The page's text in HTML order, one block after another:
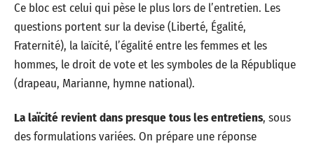
Ce bloc est celui qui pèse le plus lors de l’entretien. Les
questions portent sur la devise (Liberté, Égalité,
Fraternité), la laïcité, l’égalité entre les femmes et les
hommes, le droit de vote et les symboles de la République
(drapeau, Marianne, hymne national).
La laïcité revient dans presque tous les entretiens, sous
des formulations variées. On prépare une réponse